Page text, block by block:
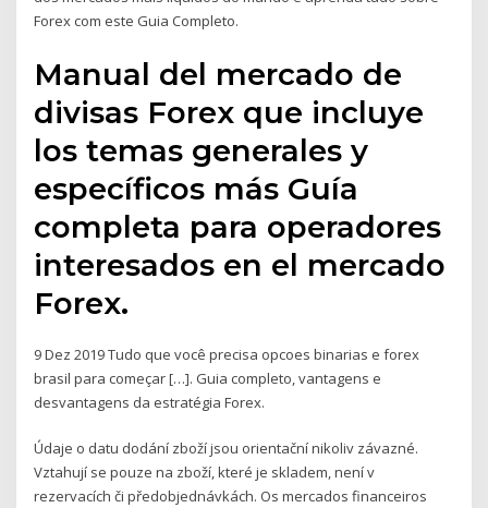
Forex com este Guia Completo.
Manual del mercado de
divisas Forex que incluye
los temas generales y
específicos más Guía
completa para operadores
interesados en el mercado
Forex.
9 Dez 2019 Tudo que você precisa opcoes binarias e forex
brasil para começar […]. Guia completo, vantagens e
desvantagens da estratégia Forex.
Údaje o datu dodání zboží jsou orientační nikoliv závazné.
Vztahují se pouze na zboží, které je skladem, není v
rezervacích či předobjednávkách. Os mercados financeiros